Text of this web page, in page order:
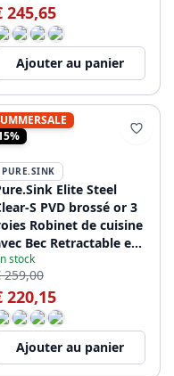
245,65
Ajouter au panier
PURE.SINK
Elite Steel
S PVD brossé or 3
Robinet de cuisine
Bec Retractable et
Filtrée PS8120-60
stock
259,00
220,15
Ajouter au panier